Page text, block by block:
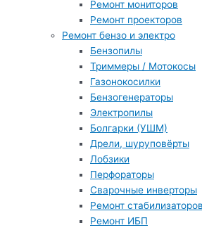
Ремонт мониторов
Ремонт проекторов
Ремонт бензо и электро
Бензопилы
Триммеры / Мотокосы
Газонокосилки
Бензогенераторы
Электропилы
Болгарки (УШМ)
Дрели, шуруповёрты
Лобзики
Перфораторы
Сварочные инверторы
Ремонт
Ремонт ИБП